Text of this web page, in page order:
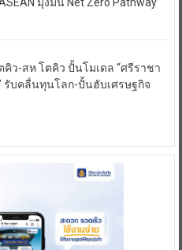
คิว-สห โตคิว ปั้นโมเดล “ศรีราชา
รับคลื่นทุนโลก-ปั้นฮับเศรษฐกิจ